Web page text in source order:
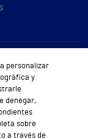
personalizar
y
denegar,
sobre
a través de